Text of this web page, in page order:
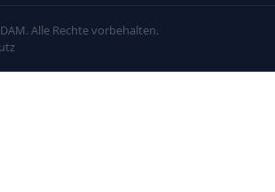
Alle Rechte vorbehalten.